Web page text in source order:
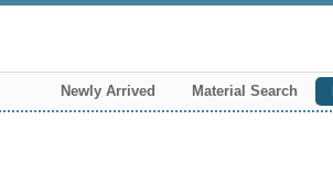
Newly Arrived Material Search